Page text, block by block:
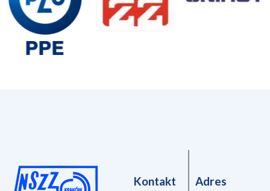
Kontakt
Adres